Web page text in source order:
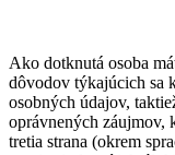
Ako dotknutá osoba
dôvodov týkajúcich sa
osobných údajov,
oprávnených záujmov,
tretia strana (okrem